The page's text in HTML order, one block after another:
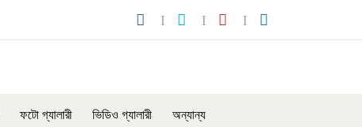
ফটো গ্যালারী ভিডিও গ্যালারী অন্যান্য